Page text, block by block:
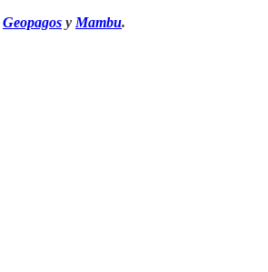
Geopagos y Mambu.